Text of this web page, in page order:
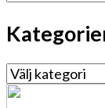
Kategorier